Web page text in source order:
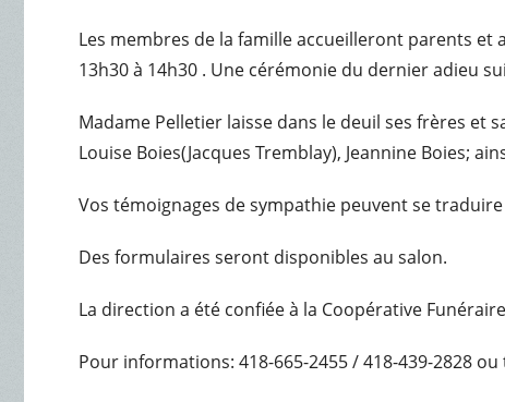
Les membres de la famille accueilleront parents et
13h30 à 14h30 . Une cérémonie du dernier adieu
Madame Pelletier laisse dans le deuil ses frères et
Louise Boies(Jacques Tremblay), Jeannine Boies;
Vos témoignages de sympathie peuvent se
Des formulaires seront disponibles au salon.
La direction a été confiée à la Coopérative
Pour informations: 418-665-2455 / 418-439-2828